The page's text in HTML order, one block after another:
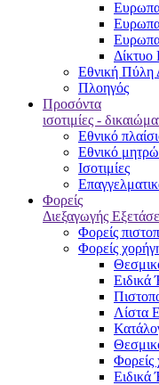
Εθνική Πύλη
Πλοηγός
Προσόντα
ισοτιμίες -
Εθνικό
Εθνικό
Ισοτιμίες
Φορείς
Διεξαγωγής
Φορείς
Φορείς
Ειδικά
Λίστα
Φορείς
Ειδικά